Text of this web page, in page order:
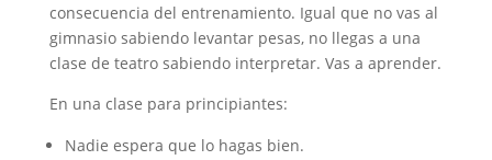
consecuencia del entrenamiento. Igual que no vas al
gimnasio sabiendo levantar pesas, no llegas a una
clase de teatro sabiendo interpretar. Vas a aprender.
En una clase para principiantes:
Nadie espera que lo hagas bien.